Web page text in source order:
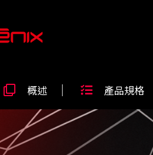
概述 產品規格